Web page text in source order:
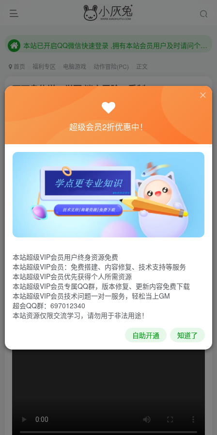
本站已开启QQ微信快速登录 ,拥有本站会员用户及时请问个人中心绑定！
首页 福利专区 电脑游戏 动作冒险(PC) 正文
不死鸟传说：觉醒/迷之冒险：重制
版/Phoenotopia: Awakening
0 758 187
联网教程： 内附教程
单机教程： 内附教程
不懂的话联系客服！！！
本站的资源转载自国内外各大媒体和网络，仅供试玩体
验。如果您喜欢该游戏内容，请支持正版→→→正版购买
动作游戏，跟随主人公的脚步一同踏上冒险，克服困难重重
的地牢并收集世界的奥秘。游戏最初是一款Flash游戏，国内
译名《谜之冒险》或者《奇幻大陆的勇士》，在重新制作之
后再次推出，丰富的游戏内容将会为你带来一段精彩的冒险
之旅。
超级会员2折优惠中！
本站超级VIP会员用户终身资源免费
本站超级VIP会员：免费搭建、内容修复、技术支持等服务
本站超级VIP会员优先获得个人所需资源
本站超级VIP会员专属QQ群，版本修复、更新内容免费下载
本站超级VIP会员技术问题一对一服务，轻松当上GM
超会QQ群：697012340
本站资源仅限交流学习，请勿用于非法用途！
自助开通 知道了